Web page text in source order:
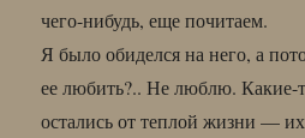
чего-нибудь, еще почитаем.
Я было обиделся на него, а
ее любить?.. Не люблю. Какие-
остались от теплой жизни —